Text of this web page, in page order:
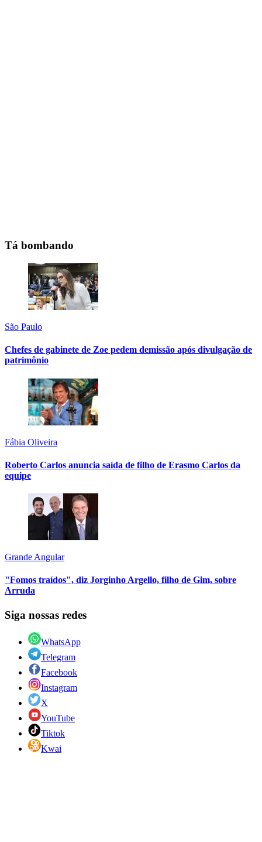
Tá bombando
São Paulo
Chefes de gabinete de Zoe pedem demissão após divulgação de
patrimônio
Fábia Oliveira
Roberto Carlos anuncia saída de filho de Erasmo Carlos da
equipe
Grande Angular
"Fomos traídos", diz Jorginho Argello, filho de Gim, sobre
Arruda
Siga nossas redes
WhatsApp
Telegram
Facebook
Instagram
X
YouTube
Tiktok
Kwai